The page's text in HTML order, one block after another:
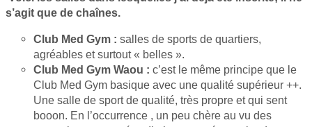
s’agit que de chaînes.
Club Med Gym : salles de sports de quartiers,
agréables et surtout « belles ».
Club Med Gym Waou : c’est le même principe que le
Club Med Gym basique avec une qualité supérieur ++.
Une salle de sport de qualité, très propre et qui sent
booon. En l’occurrence , un peu chère au vu des